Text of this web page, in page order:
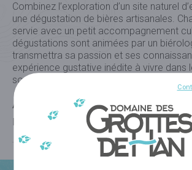
Combinez l’exploration d’un site naturel
une dégustation de bières artisanales.
servie avec un petit accompagnement
dégustations sont animées par un
transmettra sa passion et ses
expérience gustative inédite à vivre dans
souterrain fascinant de la Grotte de Han.
ADULTE
En ligne : 50,00€